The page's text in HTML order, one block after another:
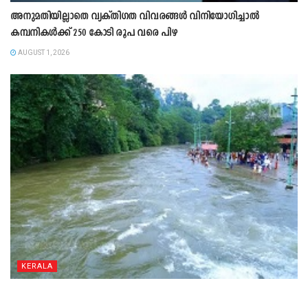
അനുമതിയില്ലാതെ വ്യക്തിഗത വിവരങ്ങൾ വിനിയോഗിച്ചാൽ
കമ്പനികൾക്ക് 250 കോടി രൂപ വരെ പിഴ
AUGUST 1, 2026
KERALA